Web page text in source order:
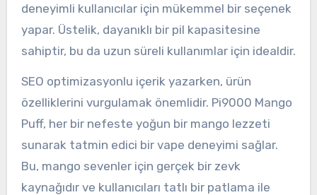
deneyimli kullanıcılar için mükemmel bir seçenek
yapar. Üstelik, dayanıklı bir pil kapasitesine
sahiptir, bu da uzun süreli kullanımlar için idealdir.
SEO optimizasyonlu içerik yazarken, ürün
özelliklerini vurgulamak önemlidir. Pi9000 Mango
Puff, her bir nefeste yoğun bir mango lezzeti
sunarak tatmin edici bir vape deneyimi sağlar.
Bu, mango sevenler için gerçek bir zevk
kaynağıdır ve kullanıcıları tatlı bir patlama ile